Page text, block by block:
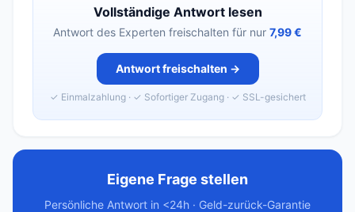
Vollständige Antwort lesen
Antwort des Experten freischalten für nur 7,99 €
Antwort freischalten →
✓ Einmalzahlung · ✓ Sofortiger Zugang · ✓ SSL-gesichert
Eigene Frage stellen
Persönliche Antwort in <24h · Geld-zurück-Garantie